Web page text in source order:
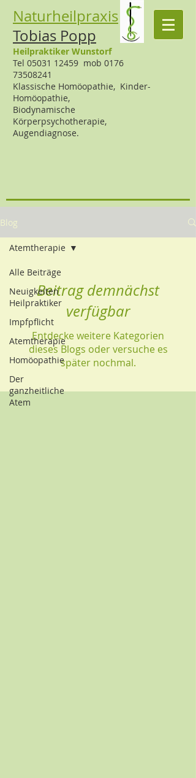
Naturheilpraxis
Tobias Popp
Heilpraktiker Wunstorf
Tel 05031 12459 mob 0176
73508241
Klassische Homöopathie, Kinder-
Homöopathie,
Biodynamische
Körperpsychotherapie,
Augendiagnose.
Blog
Alle Beiträge
Neuigkeiten
Heilpraktiker
Impfpflicht
Atemtherapie
Homöopathie
Der
ganzheitliche
Atem
Atemtherapie
Beitrag demnächst
verfügbar
Entdecke weitere Kategorien
dieses Blogs oder versuche es
später nochmal.